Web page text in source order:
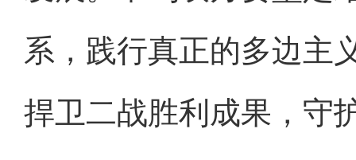
系，践行真正的多边主
捍卫二战胜利成果，守